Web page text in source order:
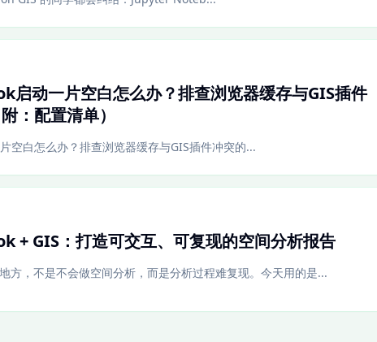
动一片空白怎么办？排查浏览器缓存与GIS插件
：配置清单）
空白怎么办？排查浏览器缓存与GIS插件冲突的...
+ GIS：打造可交互、可复现的空间分析报告
方，不是不会做空间分析，而是分析过程难复现。今天用的是...